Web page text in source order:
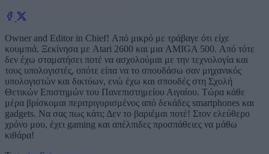
Owner and Editor in Chief! Από μικρό με τράβαγε ότι είχε
κουμπιά. Ξεκίνησα με Atari 2600 και μια AMIGA 500. Από τότε
δεν έχω σταματήσει ποτέ να ασχολούμαι με την τεχνολογία και
τους υπολογιστές, οπότε είπα να το σπουδάσω σαν μηχανικός
υπολογιστών και δικτύων, ενώ έχω και σπουδές στη Σχολή
Θετικών Επιστημών του Πανεπιστημείου Αιγαίου. Τώρα κάθε
μέρα βρίσκομαι περιτριγυρισμένος από δεκάδες smartphones και
gadgets. Να σας πως κάτι; Δεν το βαριέμαι ποτέ! Στον ελεύθερο
χρόνο μου, έχει gaming και απέλπιδες προσπάθειες να μάθω
κιθάρα!